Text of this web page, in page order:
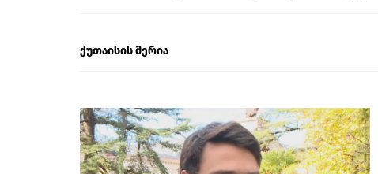
ქუთაისის მერია